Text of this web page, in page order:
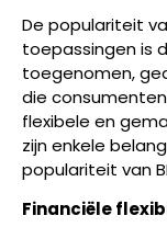
De populariteit
toepassingen is
toegenomen,
die
flexibele en
zijn enkele
populariteit van
Financiële